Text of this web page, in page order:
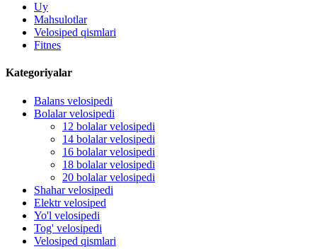
Uy
Mahsulotlar
Velosiped qismlari
Fitnes
Kategoriyalar
Balans velosipedi
Bolalar velosipedi
12 bolalar velosipedi
14 bolalar velosipedi
16 bolalar velosipedi
18 bolalar velosipedi
20 bolalar velosipedi
Shahar velosipedi
Elektr velosiped
Yo'l velosipedi
Tog' velosipedi
Velosiped qismlari